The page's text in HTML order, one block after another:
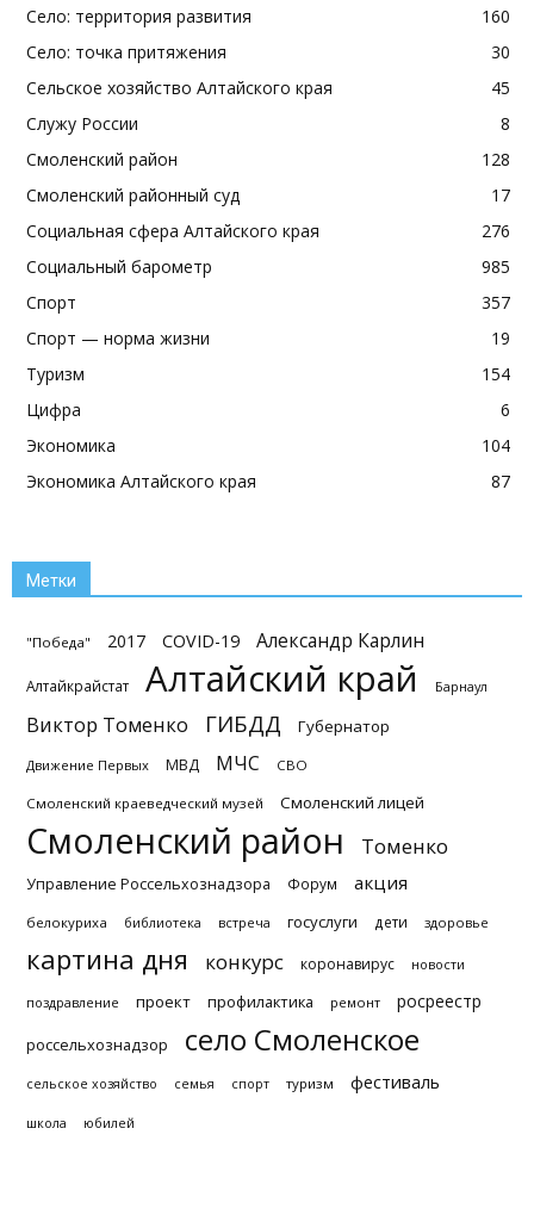
Село: территория развития
160
Село: точка притяжения
30
Сельское хозяйство Алтайского края
45
Служу России
8
Смоленский район
128
Смоленский районный суд
17
Социальная сфера Алтайского края
276
Социальный барометр
985
Спорт
357
Спорт — норма жизни
19
Туризм
154
Цифра
6
Экономика
104
Экономика Алтайского края
87
Метки
"Победа" 2017 COVID-19 Александр Карлин
Алтайкрайстат Алтайский край Барнаул
Виктор Томенко ГИБДД Губернатор
Движение Первых МВД МЧС СВО
Смоленский краеведческий музей Смоленский лицей
Смоленский район Томенко
Управление Россельхознадзора Форум акция
белокуриха библиотека встреча госуслуги дети здоровье
картина дня конкурс коронавирус новости
поздравление проект профилактика ремонт росреестр
россельхознадзор село Смоленское
сельское хозяйство семья спорт туризм фестиваль
школа юбилей